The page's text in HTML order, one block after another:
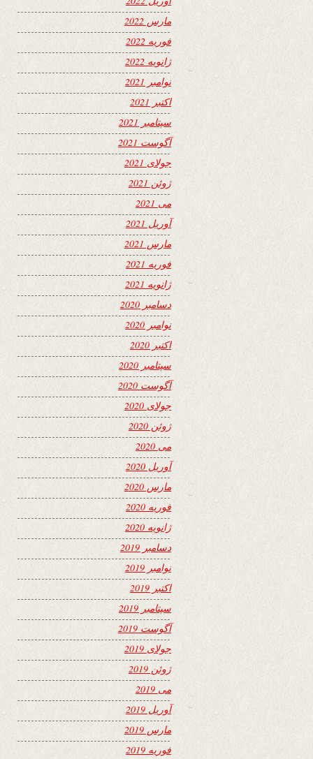
مارس 2022
فوریه 2022
ژانویه 2022
نوامبر 2021
اکتبر 2021
سپتامبر 2021
آگوست 2021
جولای 2021
ژوئن 2021
می 2021
آوریل 2021
مارس 2021
فوریه 2021
ژانویه 2021
دسامبر 2020
نوامبر 2020
اکتبر 2020
سپتامبر 2020
آگوست 2020
جولای 2020
ژوئن 2020
می 2020
آوریل 2020
مارس 2020
فوریه 2020
ژانویه 2020
دسامبر 2019
نوامبر 2019
اکتبر 2019
سپتامبر 2019
آگوست 2019
جولای 2019
ژوئن 2019
می 2019
آوریل 2019
مارس 2019
فوریه 2019